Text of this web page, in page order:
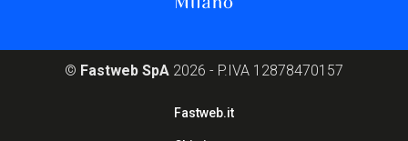
© Fastweb SpA 2026 - P.IVA 12878470157
Fastweb.it